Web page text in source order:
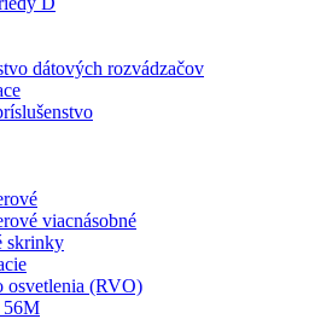
dátových rozvádzačov
viacnásobné
skrinky
osvetlenia (RVO)
56M